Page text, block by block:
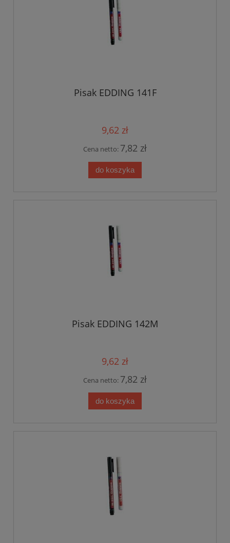
Pisak EDDING 141F
9,62 zł
Cena netto: 7,82 zł
do koszyka
Pisak EDDING 142M
9,62 zł
Cena netto: 7,82 zł
do koszyka